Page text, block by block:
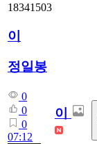
18341503
이
정일봉
0
0
0
07:12
이